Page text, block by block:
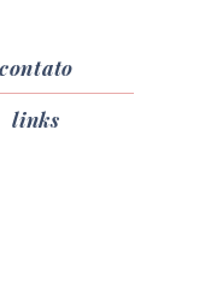
contato
links